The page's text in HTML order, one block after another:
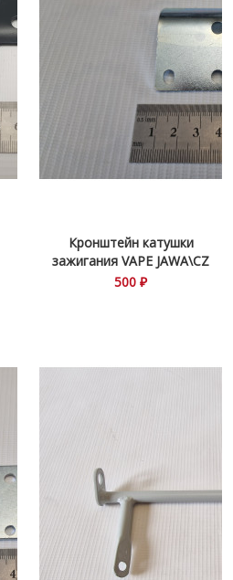
Кронштейн катушки
зажигания VAPE JAWA\CZ
500 ₽